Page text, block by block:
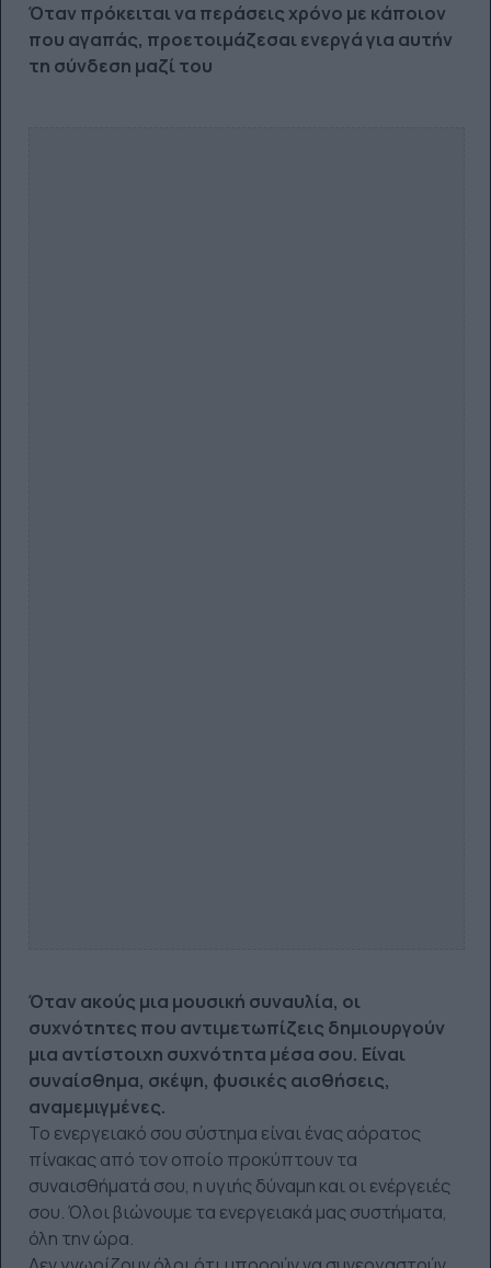
Όταν πρόκειται να περάσεις χρόνο με κάποιον
που αγαπάς, προετοιμάζεσαι ενεργά για αυτήν
τη σύνδεση μαζί του
Όταν ακούς μια μουσική συναυλία, οι
συχνότητες που αντιμετωπίζεις δημιουργούν
μια αντίστοιχη συχνότητα μέσα σου. Είναι
συναίσθημα, σκέψη, φυσικές αισθήσεις,
αναμεμιγμένες.
Το ενεργειακό σου σύστημα είναι ένας αόρατος
πίνακας από τον οποίο προκύπτουν τα
συναισθήματά σου, η υγιής δύναμη και οι ενέργειές
σου. Όλοι βιώνουμε τα ενεργειακά μας συστήματα,
όλη την ώρα.